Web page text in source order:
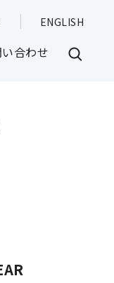
合わせ
ENGLISH